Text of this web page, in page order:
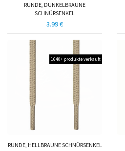
RUNDE, DUNKELBRAUNE
SCHNÜRSENKEL
3.99 €
1640+ produkte verkauft
RUNDE, HELLBRAUNE SCHNÜRSENKEL